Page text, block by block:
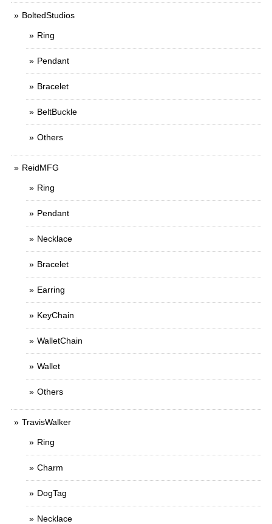
BoltedStudios
Ring
Pendant
Bracelet
BeltBuckle
Others
ReidMFG
Ring
Pendant
Necklace
Bracelet
Earring
KeyChain
WalletChain
Wallet
Others
TravisWalker
Ring
Charm
DogTag
Necklace